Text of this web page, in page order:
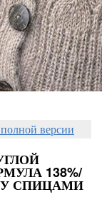
версии
138%/
СПИЦАМИ